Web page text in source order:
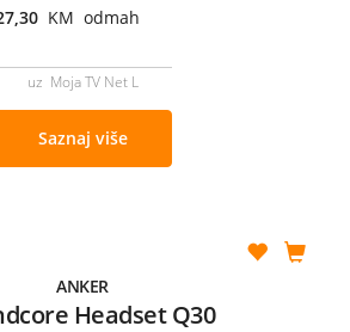
KM odmah
uz Moja TV Net L
Saznaj više
ANKER
Headset Q30